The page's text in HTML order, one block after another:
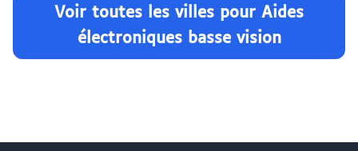
Voir toutes les villes pour Aides
électroniques basse vision